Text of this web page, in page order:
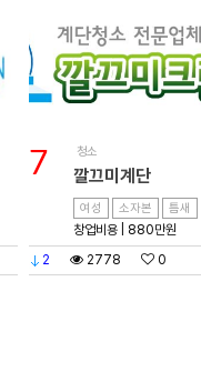
7 청소
깔끄미계단
여성 소자본 틈새
창업비용 | 880만원
2
2778 0